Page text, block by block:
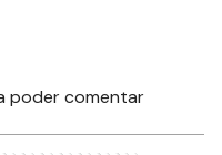
poder comentar